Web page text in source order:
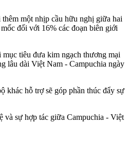
một nhịp cầu hữu nghị giữa hai
đối với 16% các đoạn biên giới
tiêu đưa kim ngạch thương mại
lâu dài Việt Nam - Campuchia ngày
khác hỗ trợ sẽ góp phần thúc đẩy sự
và sự hợp tác giữa Campuchia - Việt